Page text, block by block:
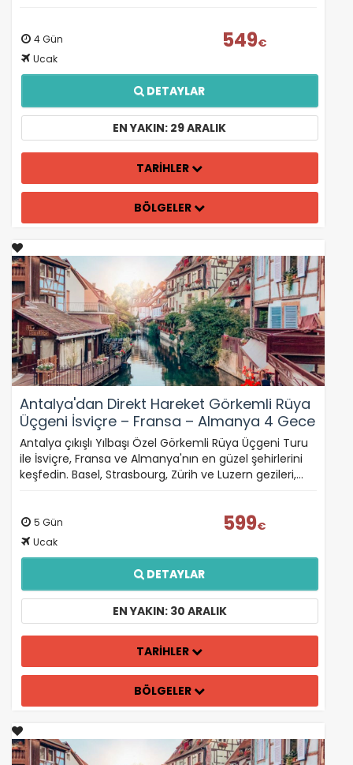
4 Gün
Ucak
549€
DETAYLAR
EN YAKIN: 29 ARALIK
TARİHLER
BÖLGELER
Antalya'dan Direkt Hareket Görkemli Rüya
Üçgeni İsviçre – Fransa – Almanya 4 Gece
- SunExpress ile 30 Aralık Hareket (Yılbaşı
Özel)
Antalya çıkışlı Yılbaşı Özel Görkemli Rüya Üçgeni Turu
ile İsviçre, Fransa ve Almanya'nın en güzel şehirlerini
keşfedin. Basel, Strasbourg, Zürih ve Luzern gezileri,…
5 Gün
Ucak
599€
DETAYLAR
EN YAKIN: 30 ARALIK
TARİHLER
BÖLGELER